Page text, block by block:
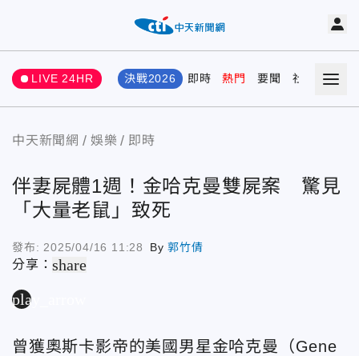
LIVE 24HR 決戰2026 即時 熱門 要聞 社會 娛樂
中天新聞網 娛樂 即時
伴妻屍體1週！金哈克曼雙屍案 驚見
「大量老鼠」致死
發布: 2025/04/16 11:28 By郭竹倩
分享：share
play_arrow
曾獲奧斯卡影帝的美國男星金哈克曼（Gene